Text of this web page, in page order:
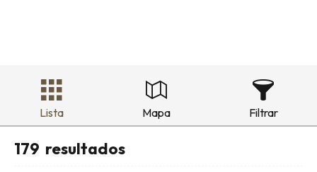
Lista Mapa Filtrar
179 resultados